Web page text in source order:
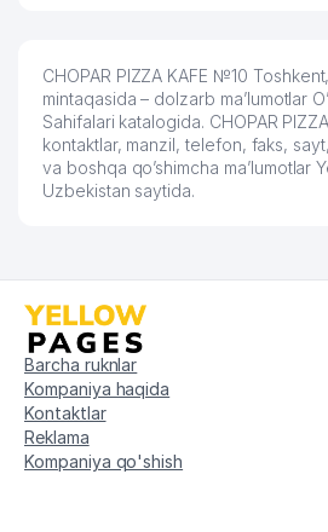
59 MIR SVETA MChJ
60 EXPRESS STROY PROFI
61 GLORIA MAX MChJ
CHOPAR PIZZA KAFE №10
mintaqasida – dolzarb ma’lumotlar
Sahifalari katalogida. CHOPAR
kontaktlar, manzil, telefon, faks,
va boshqa qo’shimcha ma’lumotlar
Uzbekistan saytida.
Barcha ruknlar
Kompaniya haqida
Kontaktlar
Reklama
Kompaniya qo'shish